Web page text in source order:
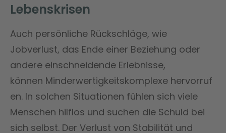
Lebenskrisen
Auch persönliche Rückschläge, wie
Jobverlust, das Ende einer Beziehung oder
andere einschneidende Erlebnisse,
können Minderwertigkeitskomplexe hervorruf
en. In solchen Situationen fühlen sich viele
Menschen hilflos und suchen die Schuld bei
sich selbst. Der Verlust von Stabilität und